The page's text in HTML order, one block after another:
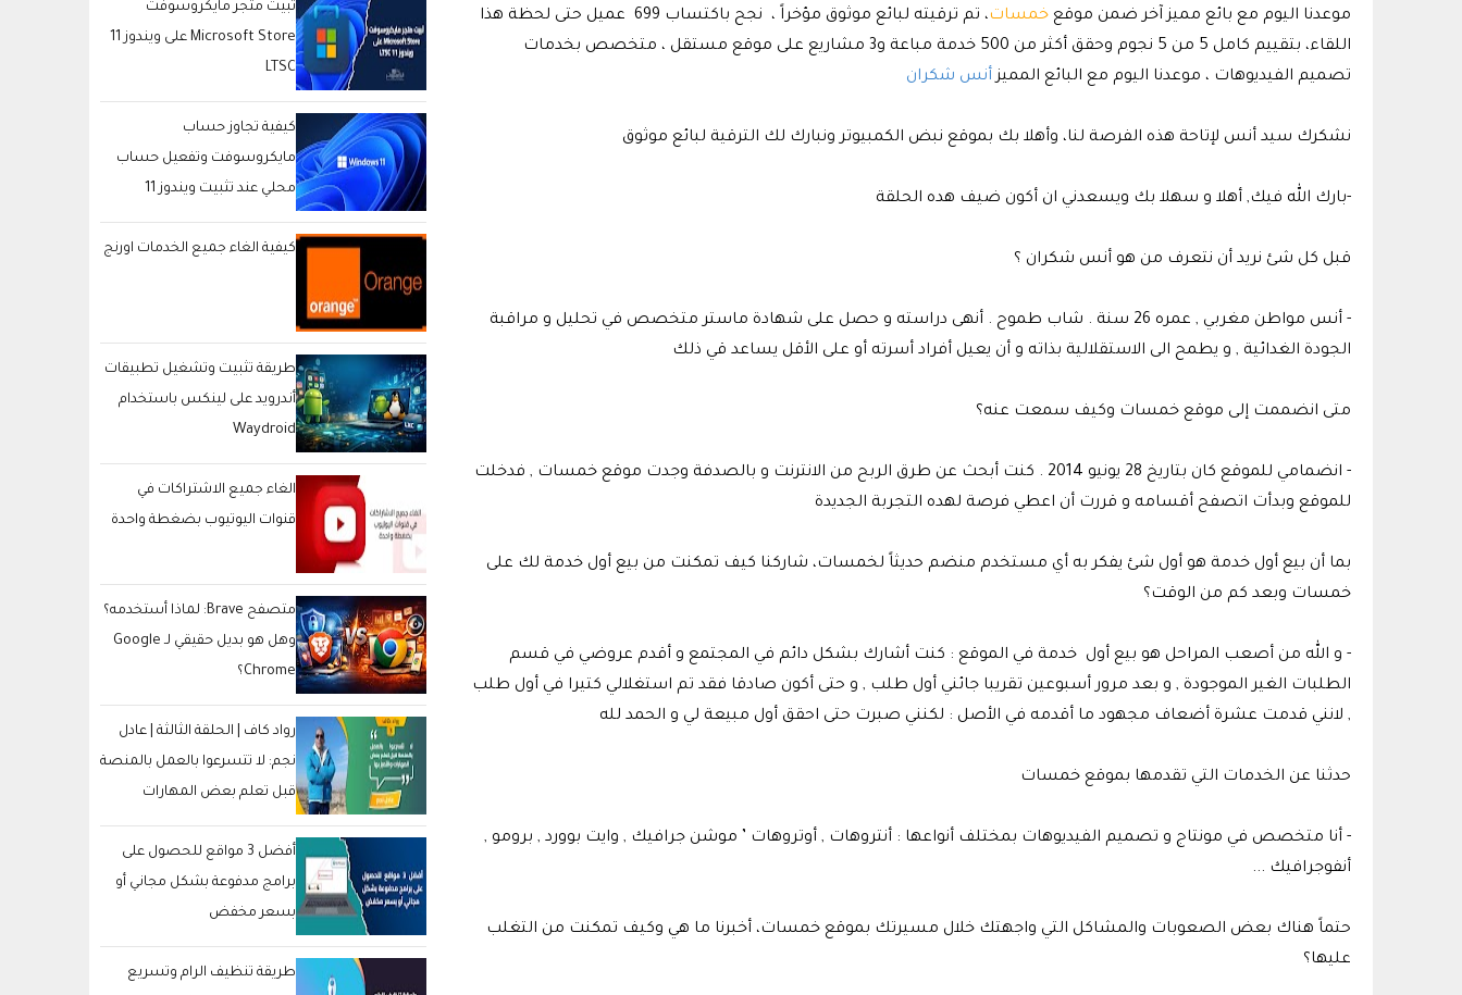
موعدنا اليوم مع بائع مميز آخر ضمن موقع خمسات
، تم ترقيته لبائع موثوق مؤخراً ، نجح باكتساب 699 عميل حتى لحظة هذا
اللقاء، بتقييم كامل 5 من 5 نجوم وحقق أكثر من 500 خدمة مباعة و3 مشاريع على موقع مستقل ، متخصص بخدمات
تصميم الفيديوهات ، موعدنا اليوم مع البائع المميزأنس شكران
نشكرك سيد أنس لإتاحة هذه الفرصة لنا، وأهلا بك بموقع نبض الكمبيوتر ونبارك لك الترقية لبائع موثوق
-بارك الله فيك, أهلا و سهلا بك ويسعدني ان أكون ضيف هده الحلقة
قبل كل شئ نريد أن نتعرف من هو أنس شكران ؟
- أنس مواطن مغربي , عمره 26 سنة . شاب طموح . أنهى دراسته و حصل على شهادة ماستر متخصص في تحليل و مراقبة
الجودة الغدائية , و يطمح الى الاستقلالية بذاته و أن يعيل أفراد أسرته أو على الأقل يساعد قي ذلك
متى انضممت إلى موقع خمسات وكيف سمعت عنه؟
- انضمامي للموقع كان بتاريخ 28 يونيو 2014 . كنت أبحث عن طرق الربح من الانترنت و بالصدفة وجدت موقع خمسات , فدخلت
للموقع وبدأت اتصفح أقسامه و قررت أن اعطي فرصة لهده التجربة الجديدة
بما أن بيع أول خدمة هو أول شئ يفكر به أي مستخدم منضم حديثاً لخمسات، شاركنا كيف تمكنت من بيع أول خدمة لك على
خمسات وبعد كم من الوقت؟
- و الله من أصعب المراحل هو بيع أول خدمة في الموقع : كنت أشارك بشكل دائم في المجتمع و أقدم عروضي في قسم
الطلبات الغير الموجودة , و بعد مرور أسبوعين تقريبا جائني أول طلب , و حتى أكون صادقا فقد تم استغلالي كتيرا في أول طلب
, لانني قدمت عشرة أضعاف مجهود ما أقدمه في الأصل : لكنني صبرت حتى احقق أول مبيعة لي و الحمد لله
حدثنا عن الخدمات التي تقدمها بموقع خمسات
- أنا متخصص في مونتاج و تصميم الفيديوهات بمختلف أنواعها : أنتروهات , أوتروهات ’ موشن جرافيك , وايت بوورد , برومو ,
أنفوجرافيك ...
حتماً هناك بعض الصعوبات والمشاكل التي واجهتك خلال مسيرتك بموقع خمسات، أخبرنا ما هي وكيف تمكنت من التغلب
عليها؟
ثبيت متجر مايكروسوفت
Microsoft Store على ويندوز 11
LTSC
كيفية تجاوز حساب
مايكروسوفت وتفعيل حساب
محلي عند تثبيت ويندوز 11
كيفية الغاء جميع الخدمات اورنج
طريقة تثبيت وتشغيل تطبيقات
أندرويد على لينكس باستخدام
Waydroid
الغاء جميع الاشتراكات في
قنوات اليوتيوب بضغطة واحدة
متصفح Brave: لماذا أستخدمه؟
وهل هو بديل حقيقي لـ Google
Chrome؟
رواد كاف | الحلقة الثالثة | عادل
نجم: لا تتسرعوا بالعمل بالمنصة
قبل تعلم بعض المهارات
والتميز بها
أفضل 3 مواقع للحصول على
برامج مدفوعة بشكل مجاني أو
بسعر مخفض
طريقة تنظيف الرام وتسريع